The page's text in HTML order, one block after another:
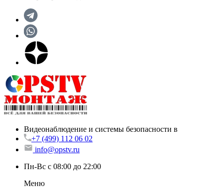
Видеонаблюдение и системы безопасности в
+7 (499) 112 06 02
info@opstv.ru
Пн-Вс с 08:00 до 22:00
Меню